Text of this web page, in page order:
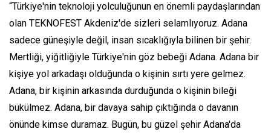
“Türkiye'nin teknoloji yolculuğunun en önemli paydaşlarından
olan TEKNOFEST Akdeniz'de sizleri selamlıyoruz. Adana
sadece güneşiyle değil, insan sıcaklığıyla bilinen bir şehir.
Mertliği, yiğitliğiyle Türkiye'nin göz bebeği Adana. Adana bir
kişiye yol arkadaşı olduğunda o kişinin sırtı yere gelmez.
Adana, bir kişinin arkasında durduğunda o kişinin bileği
bükülmez. Adana, bir davaya sahip çıktığında o davanın
önünde kimse duramaz. Bugün, bu güzel şehir Adana'da